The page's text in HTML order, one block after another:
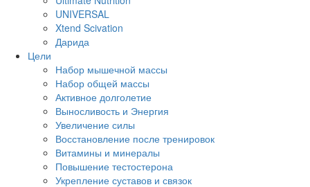
UNIVERSAL
Xtend Scivation
Дарида
Цели
Набор мышечной массы
Набор общей массы
Активное долголетие
Выносливость и Энергия
Увеличение силы
Восстановление после тренировок
Витамины и минералы
Повышение тестостерона
Укрепление суставов и связок